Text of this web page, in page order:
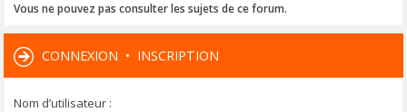
Vous ne pouvez pas consulter les sujets de ce forum.
CONNEXION • INSCRIPTION
Nom d’utilisateur :